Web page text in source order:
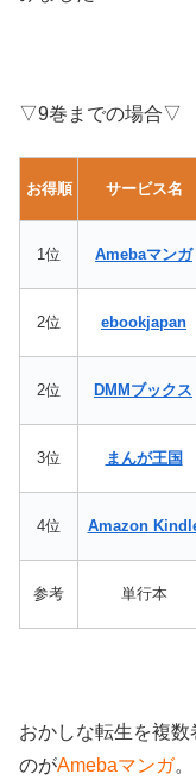
▽9巻までの場合▽
お得順 サービス名
1位 Amebaマンガ
2位 ebookjapan
2位 DMMブックス
3位 まんが王国
4位 Amazon
参考 単行本
おかしな転生を複
のがAmebaマンガ。